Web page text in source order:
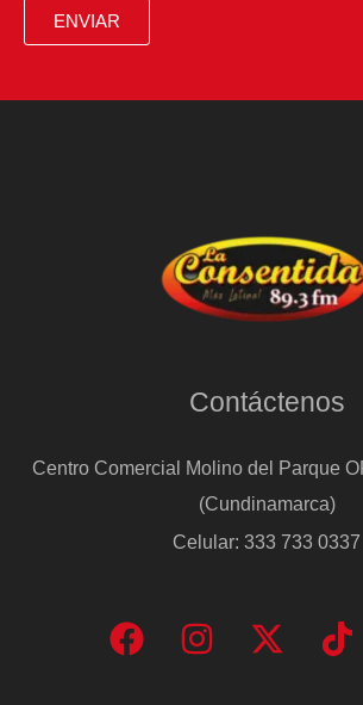
ENVIAR
Contáctenos
Centro Comercial Molino del Parque
(Cundinamarca)
Celular: 333 733 0337